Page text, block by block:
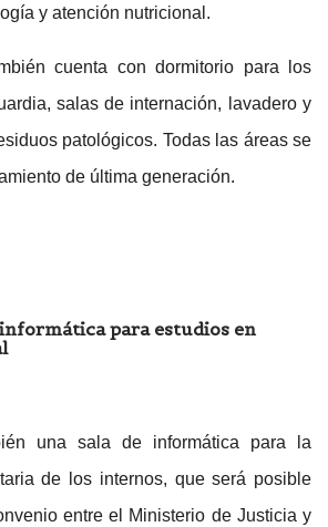
y atención nutricional.
cuenta con dormitorio para los
salas de internación, lavadero y
patológicos. Todas las áreas se
de última generación.
para estudios en
una sala de informática para la
de los internos, que será posible
entre el Ministerio de Justicia y